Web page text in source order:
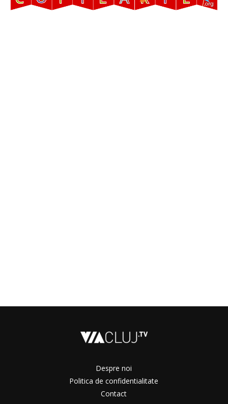
Despre noi
Politica de confidentialitate
Contact